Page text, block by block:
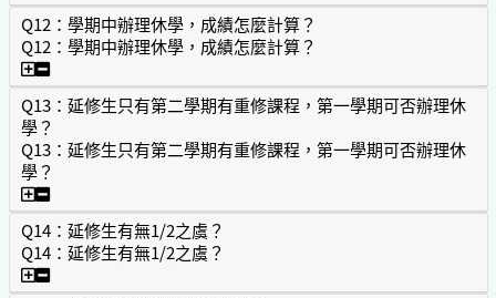
Q12：學期中辦理休學，成績怎麼計算？
Q12：學期中辦理休學，成績怎麼計算？
Q12：學期中辦理休學，成績怎麼計算？
Q13：延修生只有第二學期有重修課程，第一學期可否辦理休
學？
Q13：延修生只有第二學期有重修課程，第一學期可否辦理休
學？
Q13：延修生只有第二學期有重修課程，第一學期可否辦理
Q14：延修生有無1/2之虞？
Q14：延修生有無1/2之虞？
Q14：延修生有無1/2之虞？